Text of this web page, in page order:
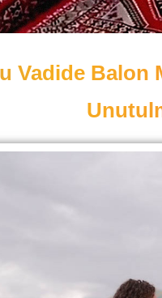
Vadide Balon